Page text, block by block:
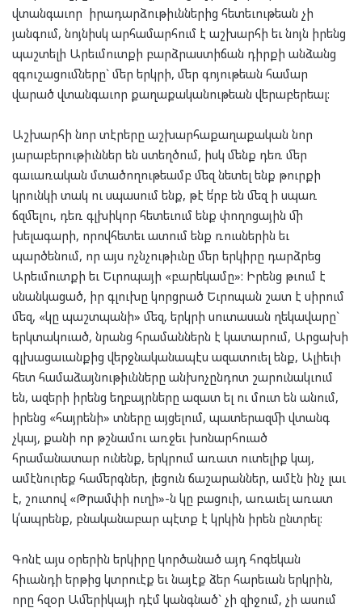
վտանգաւոր իրադարձութիւններից հետեւութեան չի
յանգում, նոյնիսկ արհամարհում է աշխարհի եւ նոյն իրենց
պաշտելի Արեւմուտքի բարձրաստիճան դիրքի անձանց
զգուշացումները` մեր երկրի, մեր գոյութեան համար
վարած վտանգաւոր քաղաքականութեան վերաբերեալ:
Աշխարհի նոր տէրերը աշխարհաքաղաքական նոր
յարաբերութիւններ են ստեղծում, իսկ մենք դեռ մեր
գաւառական մտածողութեամբ մեզ նետել ենք թուրքի
կրունկի տակ ու սպասում ենք, թէ ե՛րբ են մեզ ի սպառ
ճզմելու, դեռ գլխիկոր հետեւում ենք փողոցային մի
խելագարի, որովհետեւ ատում ենք ռուսներին եւ
պարծենում, որ այս ոչնչութիւնը մեր երկիրը դարձրեց
Արեւմուտքի եւ Եւրոպայի «բարեկամը»: Իրենց թւում է
սնանկացած, իր գլուխը կորցրած Եւրոպան շատ է սիրում
մեզ, «կը պաշտպանի» մեզ, երկրի սուտասան ղեկավարը`
երկտակուած, նրանց հրամաններն է կատարում, Արցախի
գլխացաւանքից վերջնականապէս ազատուել ենք, Ալիեւի
հետ համաձայնութիւնները անխոչընդոտ շարունակւում
են, ազերի իրենց եղբայրները ազատ ել ու մուտ են անում,
իրենց «հայրենի» տները այցելում, պատերազմի վտանգ
չկայ, քանի որ թշնամու առջեւ խոնարհուած
հրամանատար ունենք, երկրում առատ ուտելիք կայ,
ամէնուրեք համերգներ, լեցուն ճաշարաններ, ամէն ինչ լաւ
է, շուտով «Թրամփի ուղի»-ն կը բացուի, առաւել առատ
կ՛ապրենք, բնականաբար պէտք է կրկին իրեն ընտրել:
Գոնէ այս օրերին երկիրը կործանած այդ հոգեկան
հիւանդի երթից կտրուէք եւ նայէք ձեր հարեւան երկրին,
որը հզօր Ամերիկայի դէմ կանգնած` չի զիջում, չի ասում